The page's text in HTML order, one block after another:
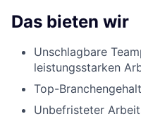
Das bieten wir
Unschlagbare
leistungsstarken
Top-
Unbefristeter